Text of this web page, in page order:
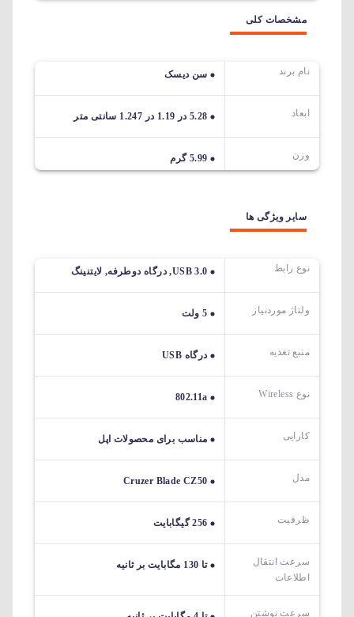
مشخصات کلی
نام برند سن دیسک
ابعاد 5.28 در 1.19 در 1.247 سانتی متر
وزن 5.99 گرم
سایر ویژگی ها
نوع رابط USB 3.0, درگاه دوطرفه, لایتنینگ
ولتاژ موردنیاز 5 ولت
منبع تغذیه درگاه USB
نوع Wireless ‎802.11a
کارایی مناسب برای محصولات اپل
مدل Cruzer Blade CZ50
ظرفیت 256 گیگابایت
سرعت انتقال
اطلاعات
تا 130 مگابایت بر ثانیه
سرعت نوشتن